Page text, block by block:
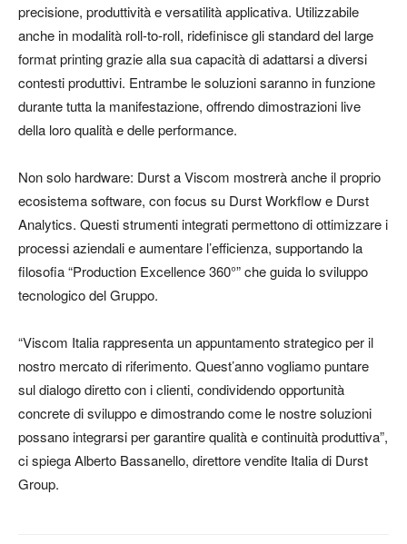
precisione, produttività e versatilità applicativa. Utilizzabile
anche in modalità roll-to-roll, ridefinisce gli standard del large
format printing grazie alla sua capacità di adattarsi a diversi
contesti produttivi. Entrambe le soluzioni saranno in funzione
durante tutta la manifestazione, offrendo dimostrazioni live
della loro qualità e delle performance.
Non solo hardware: Durst a Viscom mostrerà anche il proprio
ecosistema software, con focus su Durst Workflow e Durst
Analytics. Questi strumenti integrati permettono di ottimizzare i
processi aziendali e aumentare l’efficienza, supportando la
filosofia “Production Excellence 360°” che guida lo sviluppo
tecnologico del Gruppo.
“Viscom Italia rappresenta un appuntamento strategico per il
nostro mercato di riferimento. Quest’anno vogliamo puntare
sul dialogo diretto con i clienti, condividendo opportunità
concrete di sviluppo e dimostrando come le nostre soluzioni
possano integrarsi per garantire qualità e continuità produttiva”,
ci spiega Alberto Bassanello, direttore vendite Italia di Durst
Group.